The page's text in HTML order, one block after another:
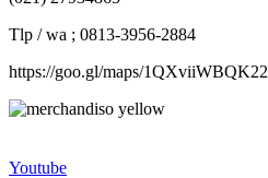
Tlp / wa ; 0813-3956-2884
https://goo.gl/maps/1QXviiWBQK22
Youtube